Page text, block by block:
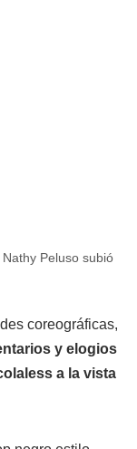
Peluso subió
coreográficas,
y elogios
a la vista